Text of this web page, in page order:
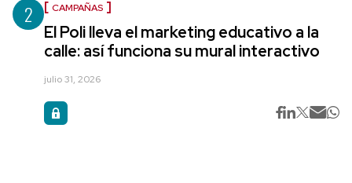
2 CAMPAÑAS
El Poli lleva el marketing educativo a la
calle: así funciona su mural interactivo
julio 31, 2026